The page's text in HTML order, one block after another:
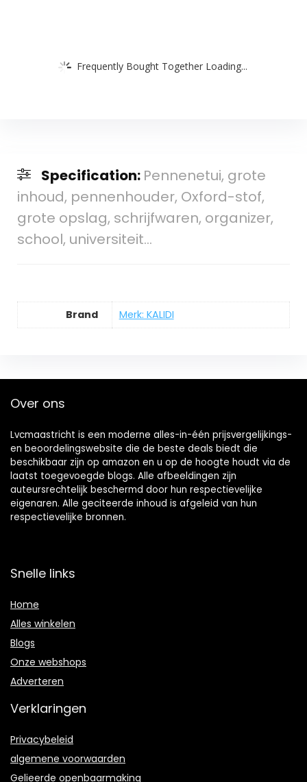
Frequently Bought Together Loading...
Specification: Pennenetui, grote
inhoud, pennenhouder, Oxford-stof,
grote opslag, schrijfwaren, organizer,
school, universiteit…
Brand Merk: KALIDI
Over ons
Lvcmaastricht is een moderne alles-in-één prijsvergelijkings-
en beoordelingswebsite die de beste deals biedt die
beschikbaar zijn op amazon en u op de hoogte houdt via de
laatst toegevoegde blogs. Alle afbeeldingen zijn
auteursrechtelijk beschermd door hun respectievelijke
eigenaren. Alle geciteerde inhoud is afgeleid van hun
respectievelijke bronnen.
Snelle links
Home
Alles winkelen
Blogs
Onze webshops
Adverteren
Verklaringen
Privacybeleid
algemene voorwaarden
Gelieerde openbaarmaking